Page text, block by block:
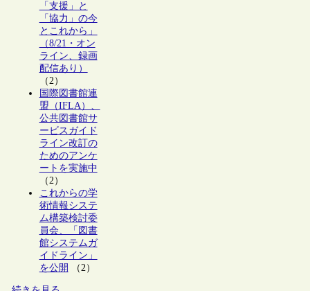
「支援」と
「協力」の今
とこれから」
（8/21・オン
ライン、録画
配信あり）
（2）
国際図書館連
盟（IFLA）、
公共図書館サ
ービスガイド
ライン改訂の
ためのアンケ
ートを実施中
（2）
これからの学
術情報システ
ム構築検討委
員会、「図書
館システムガ
イドライン」
を公開
（2）